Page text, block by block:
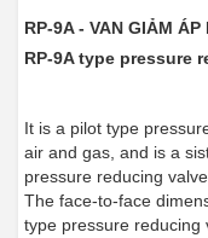
RP-9A - VAN GIẢM ÁP
RP-9A type pressure
It is a pilot type
air and gas, and is a
pressure reducing valve.
The face-to-face
type pressure reducing